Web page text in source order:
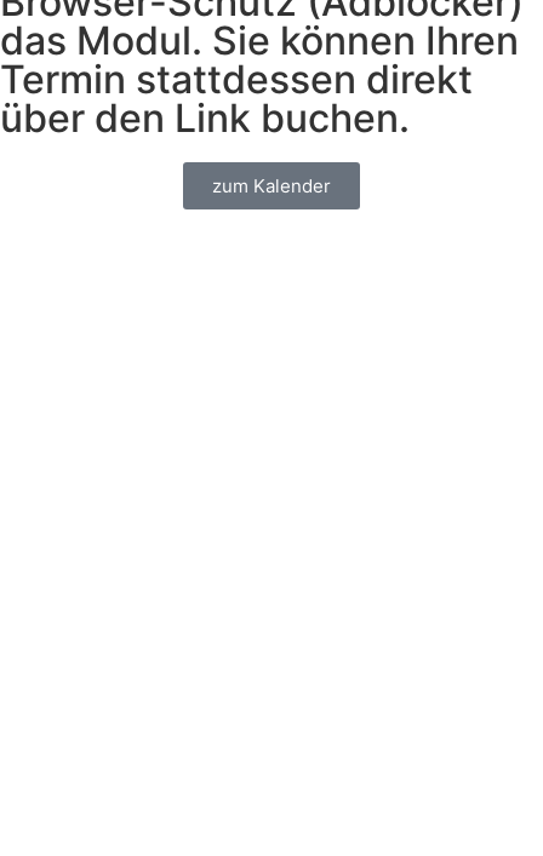
das Modul. Sie können Ihren
Termin stattdessen direkt
über den Link buchen.
zum Kalender